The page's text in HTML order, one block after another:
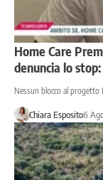
Home Care
denuncia lo
Nessun blocco al progetto
Chiara Esposito6